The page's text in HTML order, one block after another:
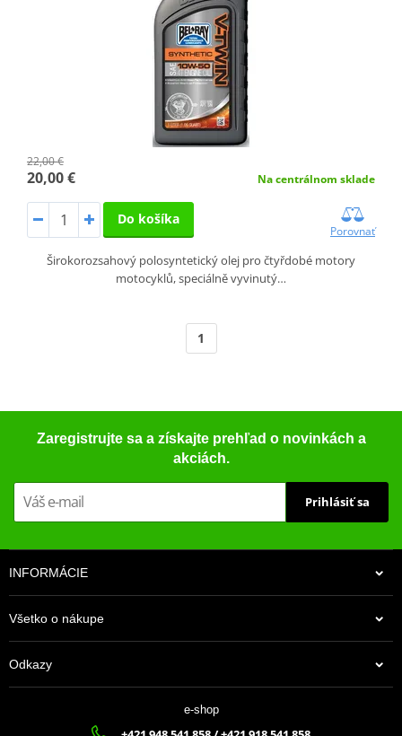
22,00 €
20,00 € Na centrálnom sklade
Do košíka
Porovnať
Širokorozsahový polosyntetický olej pro čtyřdobé motory
motocyklů, speciálně vyvinutý…
1
Zaregistrujte sa a získajte prehľad o novinkách a
akciách.
Prihlásiť sa
INFORMÁCIE
Všetko o nákupe
Odkazy
e-shop